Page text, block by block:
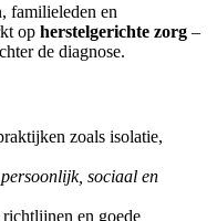
familieleden en
op herstelgerichte zorg –
de diagnose.
zoals isolatie,
persoonlijk, sociaal en
en goede